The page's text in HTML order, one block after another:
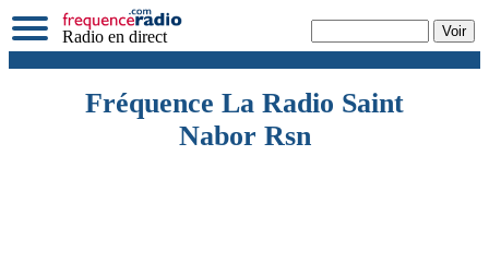
Radio en direct
Fréquence La Radio Saint
Nabor Rsn